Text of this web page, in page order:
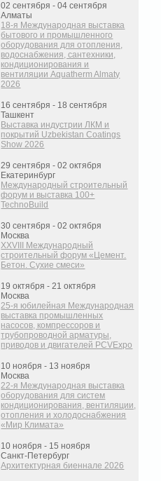
02 сентября - 04 сентября
Алматы
18-я Международная выставка
бытового и промышленного
оборудования для отопления,
водоснабжения, сантехники,
кондиционирования и
вентиляции Aquatherm Almaty
2026
16 сентября - 18 сентября
Ташкент
Выставка индустрии ЛКМ и
покрытий Uzbekistan Coatings
Show 2026
29 сентября - 02 октября
Екатеринбург
Международный строительный
форум и выставка 100+
TechnoBuild
30 сентября - 02 октября
Москва
XXVIII Международный
строительный форум «Цемент.
Бетон. Сухие смеси»
19 октября - 21 октября
Москва
25-я юбилейная Международная
выставка промышленных
насосов, компрессоров и
трубопроводной арматуры,
приводов и двигателей PCVExpo
10 ноября - 13 ноября
Москва
22-я Международная выставка
оборудования для систем
кондиционирования, вентиляции,
отопления и холодоснабжения
«Мир Климата»
10 ноября - 15 ноября
Санкт-Петербург
Архитектурная биеннале 2026